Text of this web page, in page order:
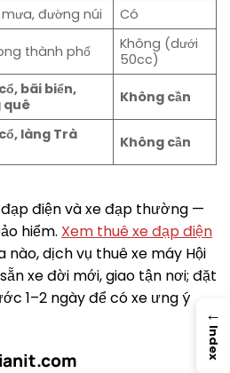
đường núi Có
thành phố
Không (dưới
50cc)
bãi biển,
quê
Không cần
làng Trà
Không cần
điện và xe đạp thường —
hiểm. Xem thuê xe đạp điện
nào, dịch vụ thuê xe máy Hội
xe đời mới, giao tận nơi; đặt
1–2 ngày để có xe ưng ý
→
Index